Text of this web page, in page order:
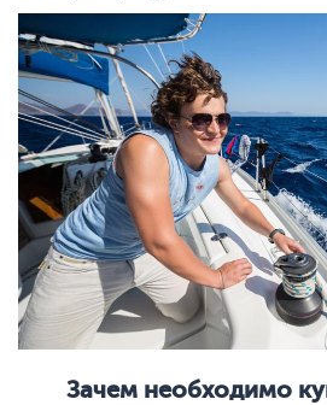
Зачем необходимо